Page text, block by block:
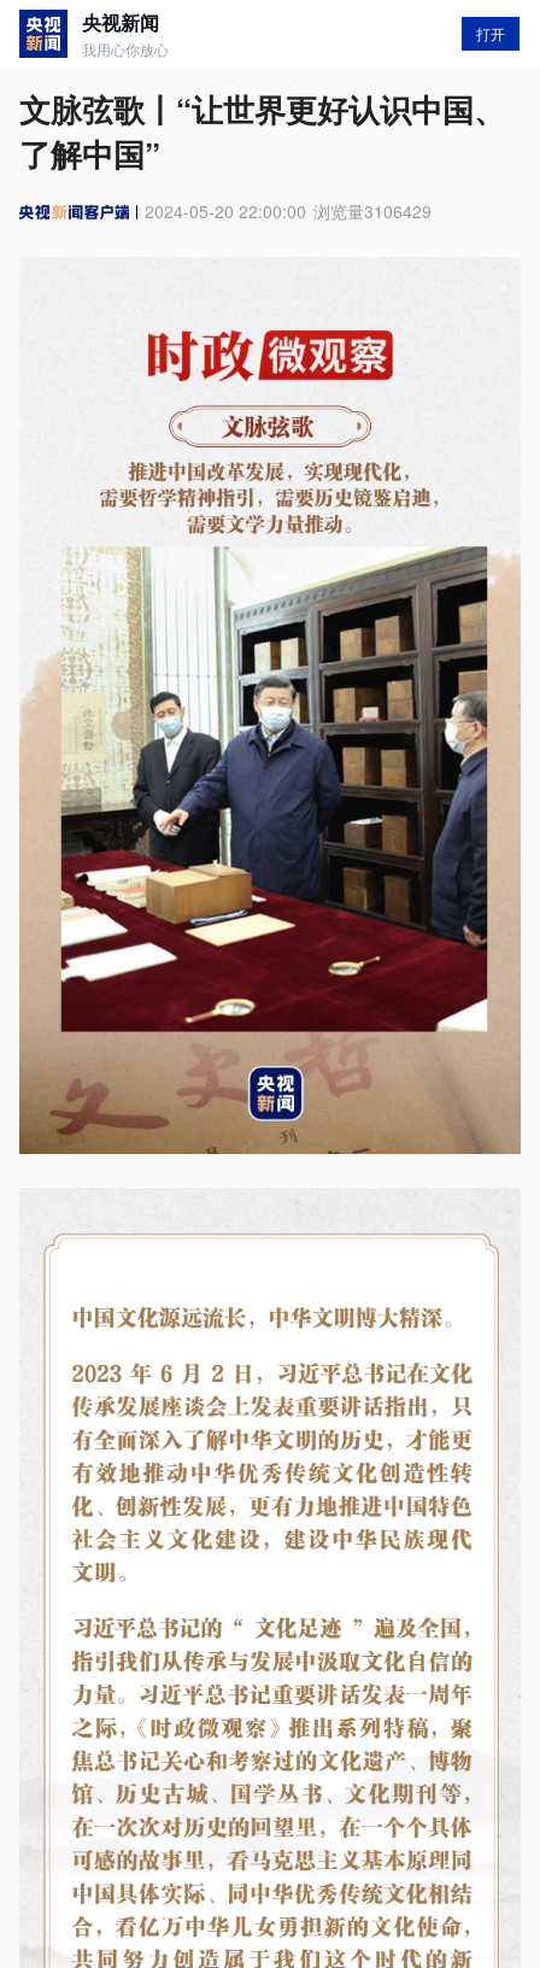
央视新闻
我用心你放心
打开
文脉弦歌丨“让世界更好认识中国、
了解中国”
2024-05-20 22:00:00 浏览量3106429